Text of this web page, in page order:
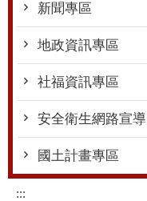
新聞專區
地政資訊專區
社福資訊專區
安全衛生網路宣導
國土計畫專區
:::